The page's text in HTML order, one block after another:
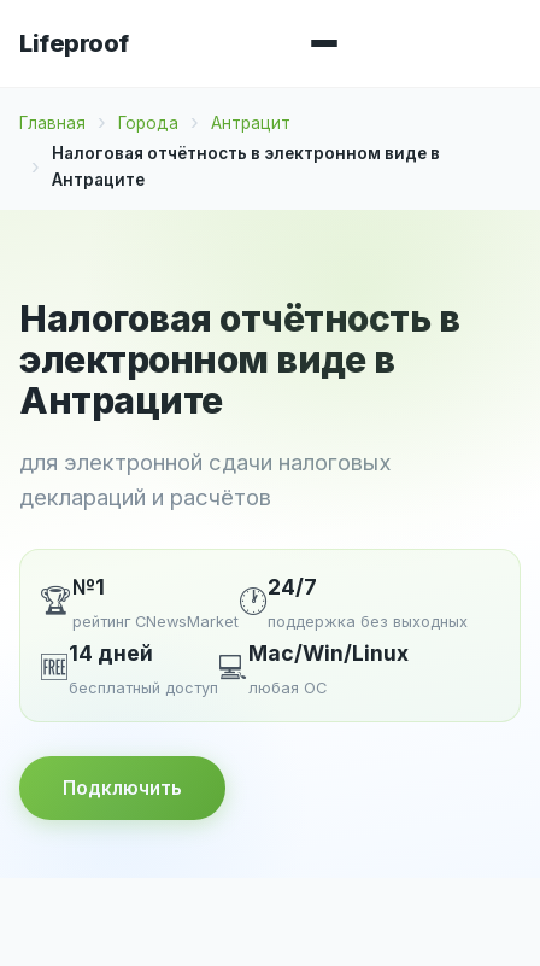
Lifeproof
Главная Города
Антрацит
Налоговая отчётность в электронном виде в
Антраците
Налоговая отчётность в
электронном виде в
Антраците
для электронной сдачи налоговых
деклараций и расчётов
🏆№1
рейтинг CNewsMarket
🕐24/7
поддержка без выходных
🆓14 дней
бесплатный доступ
💻Mac/Win/Linux
любая ОС
Подключить